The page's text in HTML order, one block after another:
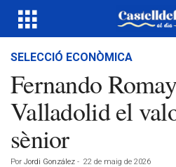
SELECCIÓ ECONÒMICA
Fernando
Valladolid el
sènior
Por Jordi González - 22 de maig de 2026